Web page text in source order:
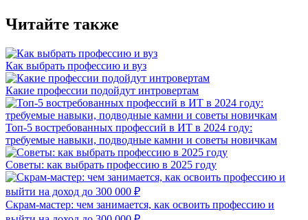
Читайте также
Как выбрать профессию и вуз
Какие профессии подойдут интровертам
Топ-5 востребованных профессий в ИТ в 2024 году:
требуемые навыки, подводные камни и советы новичкам
Советы: как выбрать профессию в 2025 году
Скрам-мастер: чем занимается, как освоить профессию и